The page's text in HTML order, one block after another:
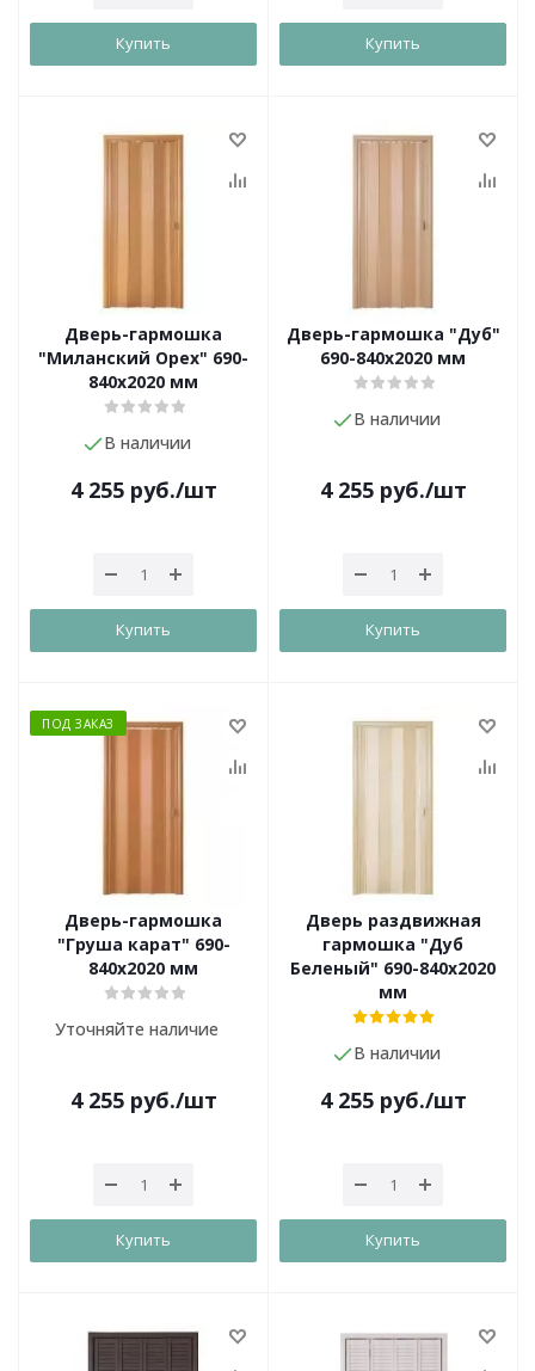
Купить Купить
Дверь-гармошка
"Миланский Орех" 690-
840х2020 мм
В наличии
4 255руб./шт
Купить
Дверь-гармошка "Дуб"
690-840х2020 мм
В наличии
4 255руб./шт
Купить
ПОД ЗАКАЗ
Дверь-гармошка
"Груша карат" 690-
840х2020 мм
Уточняйте наличие
4 255руб./шт
Купить
Дверь раздвижная
гармошка "Дуб
Беленый" 690-840х2020
мм
В наличии
4 255руб./шт
Купить